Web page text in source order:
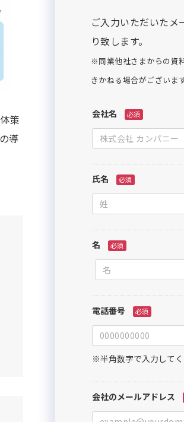
策
導
ご入力いただいた
り致します。
※同業他社さまからの資
きかねる場合がございます